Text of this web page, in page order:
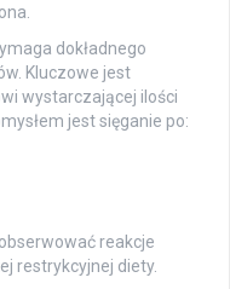
dokładnego
Kluczowe jest
wystarczającej ilości
jest sięganie po:
reakcje
restrykcyjnej diety.